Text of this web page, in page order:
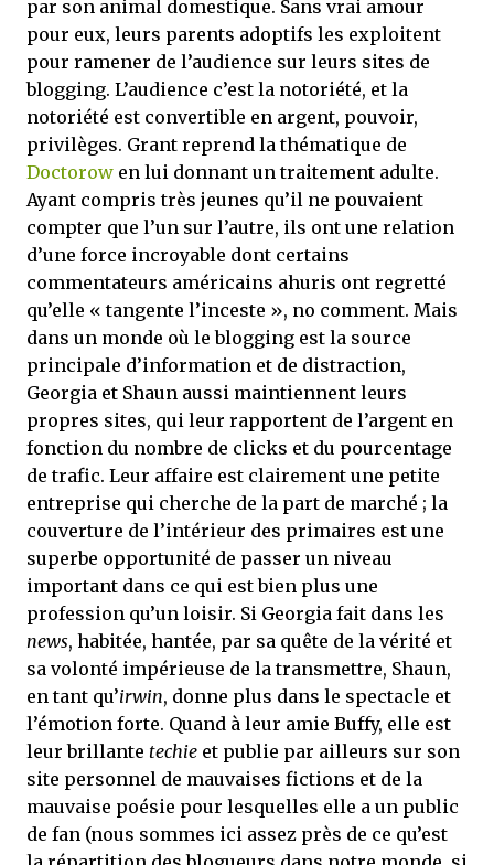
par son animal domestique. Sans vrai amour
pour eux, leurs parents adoptifs les exploitent
pour ramener de l’audience sur leurs sites de
blogging. L’audience c’est la notoriété, et la
notoriété est convertible en argent, pouvoir,
privilèges. Grant reprend la thématique de
Doctorow en lui donnant un traitement adulte.
Ayant compris très jeunes qu’il ne pouvaient
compter que l’un sur l’autre, ils ont une relation
d’une force incroyable dont certains
commentateurs américains ahuris ont regretté
qu’elle « tangente l’inceste », no comment. Mais
dans un monde où le blogging est la source
principale d’information et de distraction,
Georgia et Shaun aussi maintiennent leurs
propres sites, qui leur rapportent de l’argent en
fonction du nombre de clicks et du pourcentage
de trafic. Leur affaire est clairement une petite
entreprise qui cherche de la part de marché ; la
couverture de l’intérieur des primaires est une
superbe opportunité de passer un niveau
important dans ce qui est bien plus une
profession qu’un loisir. Si Georgia fait dans les
news, habitée, hantée, par sa quête de la vérité et
sa volonté impérieuse de la transmettre, Shaun,
en tant qu’irwin, donne plus dans le spectacle et
l’émotion forte. Quand à leur amie Buffy, elle est
leur brillante techie et publie par ailleurs sur son
site personnel de mauvaises fictions et de la
mauvaise poésie pour lesquelles elle a un public
de fan (nous sommes ici assez près de ce qu’est